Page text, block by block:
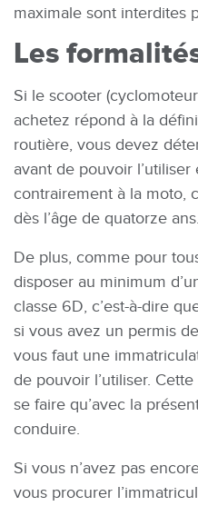
maximale sont interdites
Les
Si le scooter
achetez répond à la
routière, vous devez
avant de pouvoir
contrairement à la moto,
dès l’âge de quatorze ans.
De plus, comme pour
disposer au minimum
classe 6D, c’est-à-dire
si vous avez un permis
vous faut une
de pouvoir l’utiliser.
se faire qu’avec la
conduire.
Si vous n’avez pas
vous procurer